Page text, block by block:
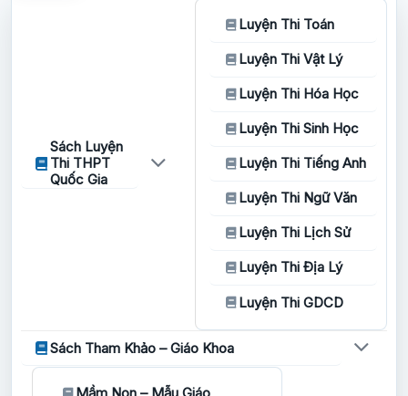
Sách Luyện
Thi THPT
Quốc Gia
Luyện Thi Toán
Luyện Thi Vật Lý
Luyện Thi Hóa Học
Luyện Thi Sinh Học
Luyện Thi Tiếng Anh
Luyện Thi Ngữ Văn
Luyện Thi Lịch Sử
Luyện Thi Địa Lý
Luyện Thi GDCD
Sách Tham Khảo – Giáo Khoa